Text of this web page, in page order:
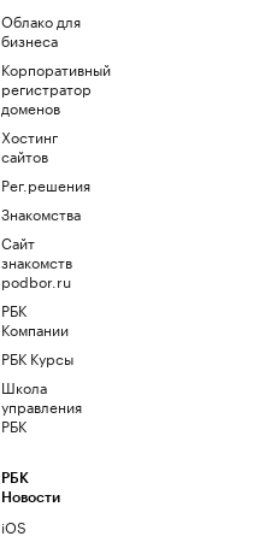
Облако для
бизнеса
Корпоративный
регистратор
доменов
Хостинг
сайтов
Рег.решения
Знакомства
Сайт
знакомств
podbor.ru
РБК
Компании
РБК Курсы
Школа
управления
РБК
РБК
Новости
iOS